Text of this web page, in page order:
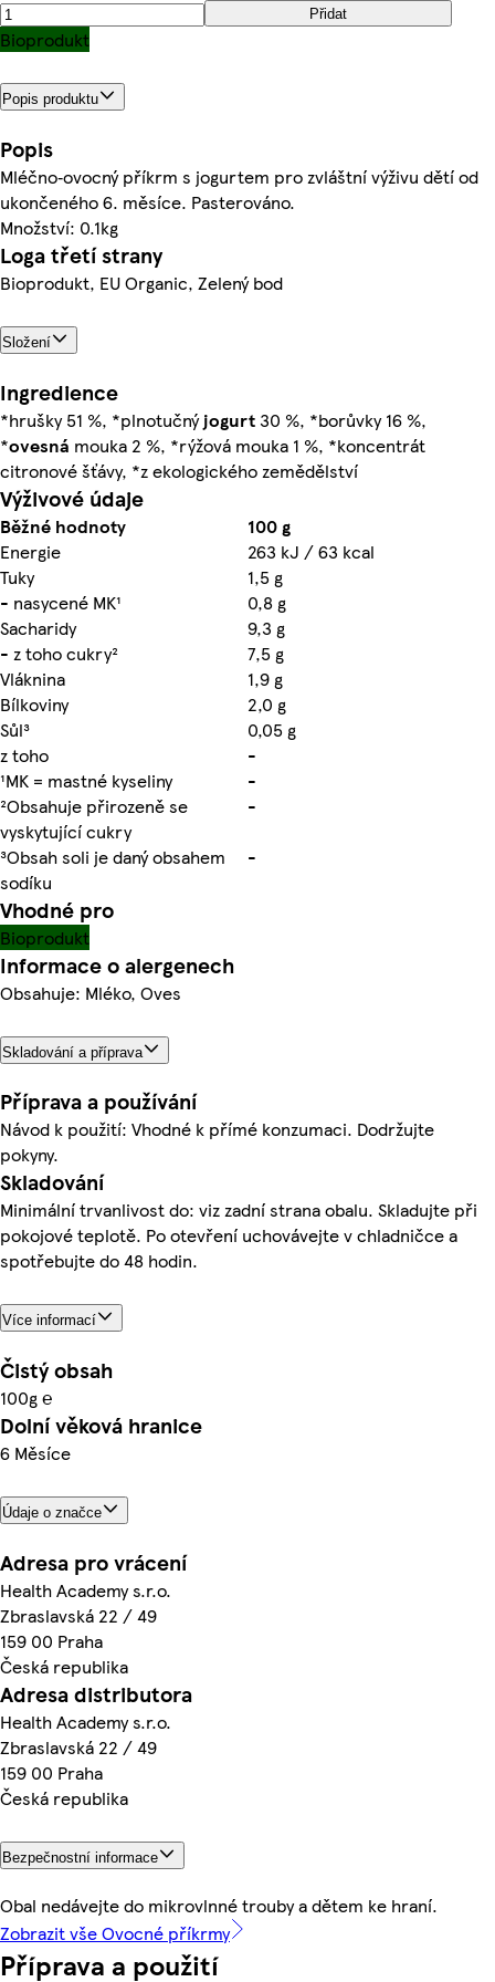
Přidat
Bioprodukt
Popis produktu
Popis
Mléčno‑ovocný příkrm s jogurtem pro zvláštní výživu dětí od
ukončeného 6. měsíce. Pasterováno.
Množství: 0.1kg
Loga třetí strany
Bioprodukt, EU Organic, Zelený bod
Složení
Ingredience
*hrušky 51 %, *plnotučnýjogurt 30 %, *borůvky 16 %,
*ovesná mouka 2 %, *rýžová mouka 1 %, *koncentrát
citronové šťávy, *z ekologického zemědělství
Výživové údaje
Běžné hodnoty
100 g
Energie
263 kJ / 63 kcal
Tuky
1,5 g
- nasycené MK¹
0,8 g
Sacharidy
9,3 g
- z toho cukry²
7,5 g
Vláknina
1,9 g
Bílkoviny
2,0 g
Sůl³
0,05 g
z toho
-
¹MK = mastné kyseliny
-
²Obsahuje přirozeně se
vyskytující cukry
-
³Obsah soli je daný obsahem
sodíku
-
Vhodné pro
Bioprodukt
Informace o alergenech
Obsahuje: Mléko, Oves
Skladování a příprava
Příprava a používání
Návod k použití: Vhodné k přímé konzumaci. Dodržujte
pokyny.
Skladování
Minimální trvanlivost do: viz zadní strana obalu. Skladujte při
pokojové teplotě. Po otevření uchovávejte v chladničce a
spotřebujte do 48 hodin.
Více informací
Čistý obsah
100g ℮
Dolní věková hranice
6 Měsíce
Údaje o značce
Adresa pro vrácení
Health Academy s.r.o.
Zbraslavská 22 / 49
159 00 Praha
Česká republika
Adresa distributora
Health Academy s.r.o.
Zbraslavská 22 / 49
159 00 Praha
Česká republika
Bezpečnostní informace
Obal nedávejte do mikrovlnné trouby a dětem ke hraní.
Zobrazit vše Ovocné příkrmy
Příprava a použití